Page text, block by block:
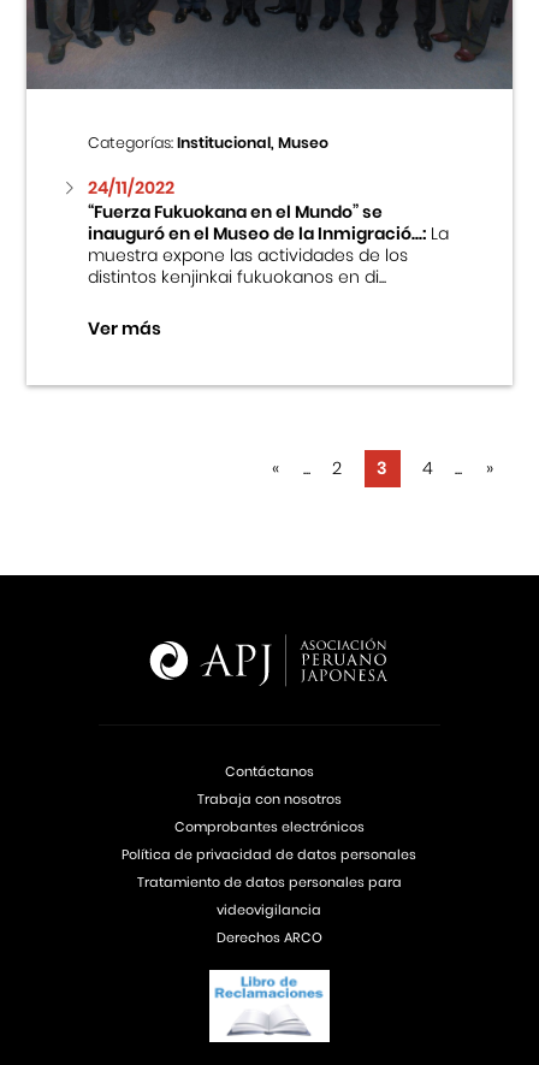
Categorías:Institucional, Museo
24/11/2022
“Fuerza Fukuokana en el Mundo” se
inauguró en el Museo de la Inmigració...:La
muestra expone las actividades de los
distintos kenjinkai fukuokanos en di...
Ver más
« ... 2 3 4 ... »
Contáctanos
Trabaja con nosotros
Comprobantes electrónicos
Política de privacidad de datos personales
Tratamiento de datos personales para
videovigilancia
Derechos ARCO